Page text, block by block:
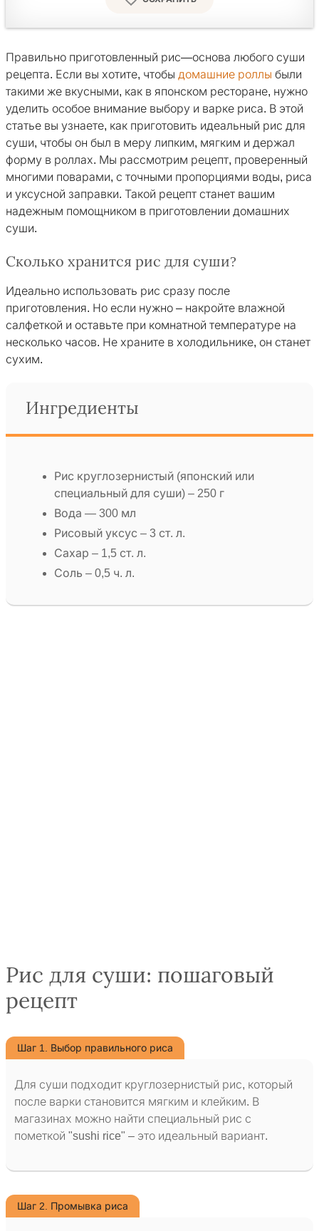
Правильно приготовленный рис—основа любого суши
рецепта. Если вы хотите, чтобы домашние роллы были
такими же вкусными, как в японском ресторане, нужно
уделить особое внимание выбору и варке риса. В этой
статье вы узнаете, как приготовить идеальный рис для
суши, чтобы он был в меру липким, мягким и держал
форму в роллах. Мы рассмотрим рецепт, проверенный
многими поварами, с точными пропорциями воды, риса
и уксусной заправки. Такой рецепт станет вашим
надежным помощником в приготовлении домашних
суши.
Сколько хранится рис для суши?
Идеально использовать рис сразу после
приготовления. Но если нужно – накройте влажной
салфеткой и оставьте при комнатной температуре на
несколько часов. Не храните в холодильнике, он станет
сухим.
Ингредиенты
Рис круглозернистый (японский или
специальный для суши) – 250 г
Вода — 300 мл
Рисовый уксус – 3 ст. л.
Сахар – 1,5 ст. л.
Соль – 0,5 ч. л.
Рис для суши: пошаговый
рецепт
Шаг 1. Выбор правильного риса
Для суши подходит круглозернистый рис, который
после варки становится мягким и клейким. В
магазинах можно найти специальный рис с
пометкой "sushi rice" – это идеальный вариант.
Шаг 2. Промывка риса